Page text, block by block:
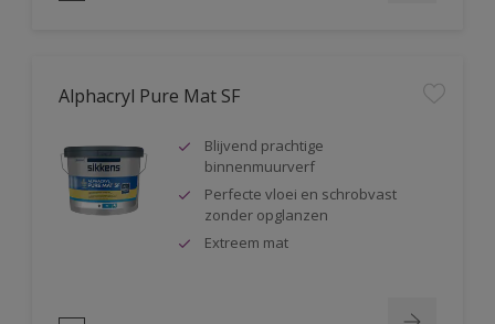
Alphacryl Pure Mat SF
Blijvend prachtige
binnenmuurverf
Perfecte vloei en schrobvast
zonder opglanzen
Extreem mat